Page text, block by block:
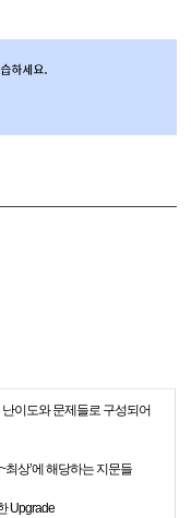
이도와 문제들로 구성되어
최상’에 해당하는 지문들
Upgrade